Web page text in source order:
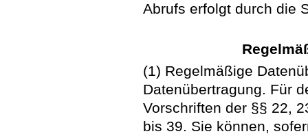
Abrufs erfolgt durch die
(1) Regelmäßige
Datenübertragung. Für
Vorschriften der §§ 22,
bis 39. Sie können,